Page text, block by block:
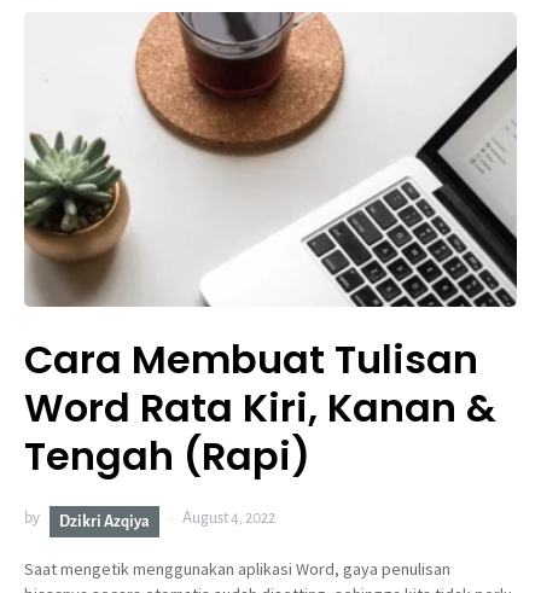
Cara Membuat Tulisan
Word Rata Kiri, Kanan &
Tengah (Rapi)
by Dzikri Azqiya August 4, 2022
Saat mengetik menggunakan aplikasi Word, gaya penulisan